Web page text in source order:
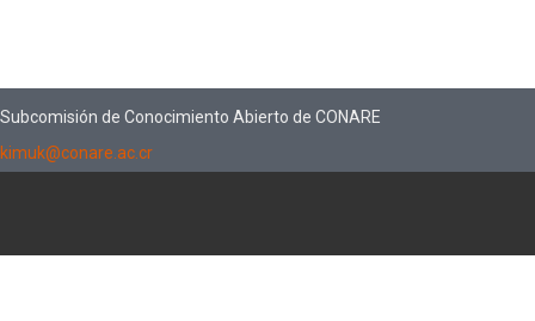
Subcomisión de Conocimiento Abierto de CONARE
kimuk@conare.ac.cr